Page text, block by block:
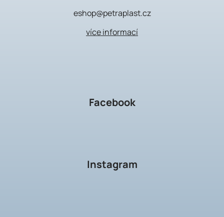
eshop@petraplast.cz
více informací
Facebook
Instagram